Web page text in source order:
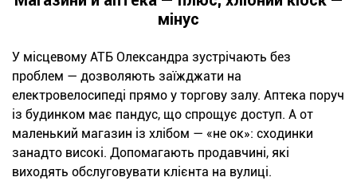
мінус
У місцевому АТБ Олександра зустрічають без
проблем — дозволяють заїжджати на
електровелосипеді прямо у торгову залу. Аптека поруч
із будинком має пандус, що спрощує доступ. А от
маленький магазин із хлібом — «не ок»: сходинки
занадто високі. Допомагають продавчині, які
виходять обслуговувати клієнта на вулиці.